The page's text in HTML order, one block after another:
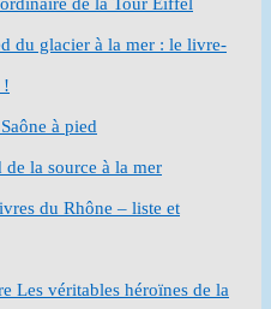
du glacier à la mer : le livre-
!
à pied
de la source à la mer
du Rhône – liste et
Les véritables héroïnes de la